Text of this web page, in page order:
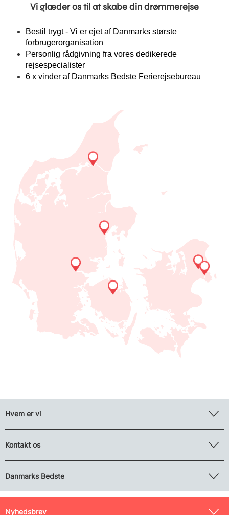
Vi glæder os til at skabe din drømmerejse
Bestil trygt - Vi er ejet af Danmarks største
forbrugerorganisation
Personlig rådgivning fra vores dedikerede
rejsespecialister
6 x vinder af Danmarks Bedste Ferierejsebureau
Hvem er vi
Kontakt os
Danmarks Bedste
Nyhedsbrev